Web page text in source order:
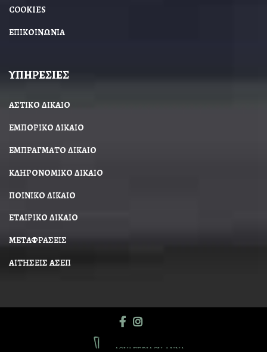
COOKIES
ΕΠΙΚΟΙΝΩΝΙΑ
ΥΠΗΡΕΣΙΕΣ
ΑΣΤΙΚΟ ΔΙΚΑΙΟ
ΕΜΠΟΡΙΚΟ ΔΙΚΑΙΟ
ΕΜΠΡΑΓΜΑΤΟ ΔΙΚΑΙΟ
ΚΛΗΡΟΝΟΜΙΚΟ ΔΙΚΑΙΟ
ΠΟΙΝΙΚΟ ΔΙΚΑΙΟ
ΕΤΑΙΡΙΚΟ ΔΙΚΑΙΟ
ΜΕΤΑΦΡΑΣΕΙΣ
ΑΙΤΗΣΕΙΣ ΑΣΕΠ